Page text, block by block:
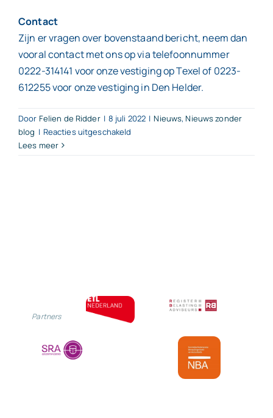
Contact
Zijn er vragen over bovenstaand bericht, neem dan
vooral contact met ons op via telefoonnummer
0222-314141 voor onze vestiging op Texel of 0223-
612255 voor onze vestiging in Den Helder.
Door Felien de Ridder | 8 juli 2022 | Nieuws,Nieuws zonder
blog | Reacties uitgeschakeld
Lees meer
Partners